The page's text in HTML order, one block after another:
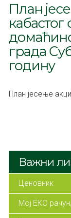
План
кабастог
града
годину
План јесење
Важни
Ценовник
Мој ЕКО